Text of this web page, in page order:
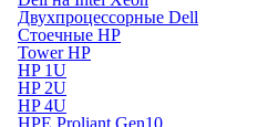
Двухпроцессорные Dell
Стоечные HP
Tower HP
HP 1U
HP 2U
HP 4U
HPE Proliant Gen10